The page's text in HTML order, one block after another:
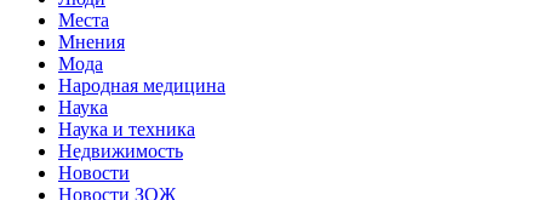
Места
Мнения
Мода
Народная медицина
Наука
Наука и техника
Недвижимость
Новости
Новости ЗОЖ